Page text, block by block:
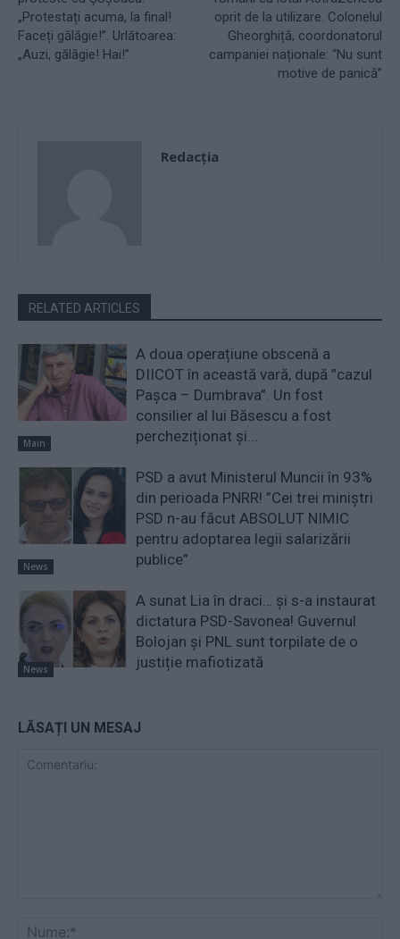
„Protestați acuma, la final!
Faceți gălăgie!”. Urlătoarea:
„Auzi, gălăgie! Hai!”
oprit de la utilizare. Colonelul
Gheorghiță, coordonatorul
campaniei naționale: “Nu sunt
motive de panică”
Redacţia
RELATED ARTICLES
Main
A doua operațiune obscenă a
DIICOT în această vară, după ”cazul
Pașca – Dumbrava”. Un fost
consilier al lui Băsescu a fost
percheziționat și...
News
PSD a avut Ministerul Muncii în 93%
din perioada PNRR! ”Cei trei miniştri
PSD n-au făcut ABSOLUT NIMIC
pentru adoptarea legii salarizării
publice”
News
A sunat Lia în draci… și s-a instaurat
dictatura PSD-Savonea! Guvernul
Bolojan și PNL sunt torpilate de o
justiție mafiotizată
LĂSAȚI UN MESAJ